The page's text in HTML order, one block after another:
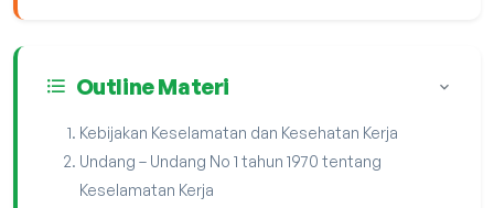
Outline Materi
Kebijakan Keselamatan dan Kesehatan Kerja
Undang – Undang No 1 tahun 1970 tentang
Keselamatan Kerja